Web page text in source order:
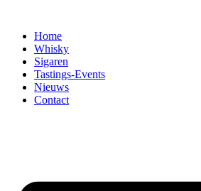
Home
Whisky
Sigaren
Tastings-Events
Nieuws
Contact